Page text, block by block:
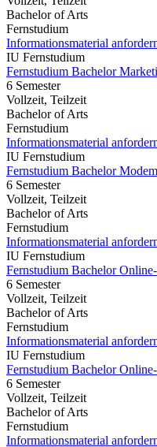
Bachelor of Arts
Fernstudium
Informationsmaterial
IU Fernstudium
Fernstudium Bachelor
6 Semester
Vollzeit, Teilzeit
Bachelor of Arts
Fernstudium
Informationsmaterial
IU Fernstudium
Fernstudium Bachelor
6 Semester
Vollzeit, Teilzeit
Bachelor of Arts
Fernstudium
Informationsmaterial
IU Fernstudium
Fernstudium Bachelor
6 Semester
Vollzeit, Teilzeit
Bachelor of Arts
Fernstudium
Informationsmaterial
IU Fernstudium
Fernstudium Bachelor
6 Semester
Vollzeit, Teilzeit
Bachelor of Arts
Fernstudium
Informationsmaterial